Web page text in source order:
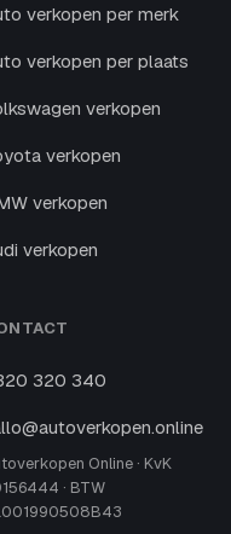
verkopen per merk
verkopen per plaats
verkopen
verkopen
verkopen
verkopen
320 340
Online · KvK
· BTW